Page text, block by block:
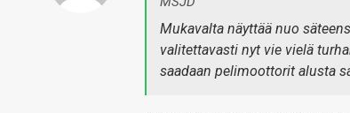
Mukavalta näyttää nuo
valitettavasti nyt vie vielä
saadaan pelimoottorit alusta